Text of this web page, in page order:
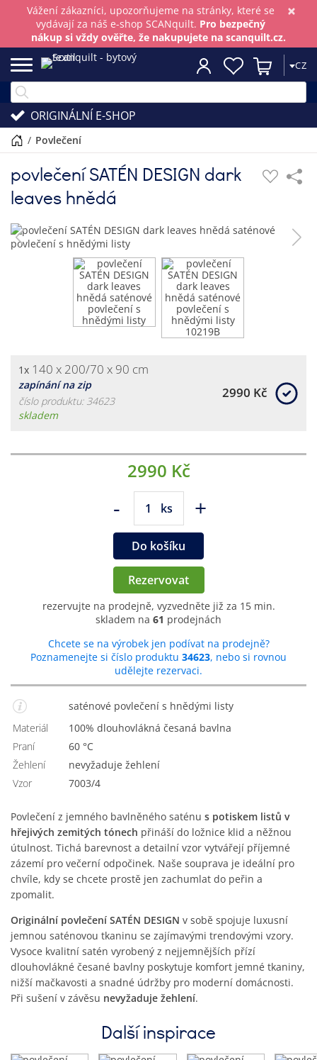
×
Vážení zákazníci, upozorňujeme na stránky, které se
vydávají za náš e-shop SCANquilt. Pro bezpečný
nákup si vždy ověřte, že nakupujete na scanquilt.cz.
CZ
ORIGINÁLNÍ E-SHOP
/ povlečení
povlečení SATÉN DESIGN dark
leaves hnědá
1x 140 x 200/70 x 90 cm
zapínání na zip
číslo produktu: 34623
skladem
2990 Kč
2990 Kč
- ks +
Do košíku
Rezervovat
rezervujte na prodejně, vyzvedněte již za 15 min.
skladem na 61 prodejnách
Chcete se na výrobek jen podívat na prodejně?
Poznamenejte si číslo produktu 34623, nebo si rovnou
udělejte rezervaci.
saténové povlečení s hnědými listy
Materiál
100% dlouhovlákná česaná bavlna
Praní
60 °C
Žehlení
nevyžaduje žehlení
Vzor
7003/4
Povlečení z jemného bavlněného saténu s potiskem listů v
hřejivých zemitých tónech přináší do ložnice klid a něžnou
útulnost. Tichá barevnost a detailní vzor vytvářejí příjemné
zázemí pro večerní odpočinek. Naše souprava je ideální pro
chvíle, kdy se chcete prostě jen zachumlat do peřin a
zpomalit.
Originální povlečení SATÉN DESIGN v sobě spojuje luxusní
jemnou saténovou tkaninu se zajímavými trendovými vzory.
Vysoce kvalitní satén vyrobený z nejjemnějších přízí
dlouhovlákné česané bavlny poskytuje komfort jemné tkaniny,
nižší mačkavosti a snadné údržby pro moderní domácnosti.
Při sušení v závěsu nevyžaduje žehlení.
Další inspirace